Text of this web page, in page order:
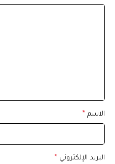
الاسم *
البريد الإلكتروني *